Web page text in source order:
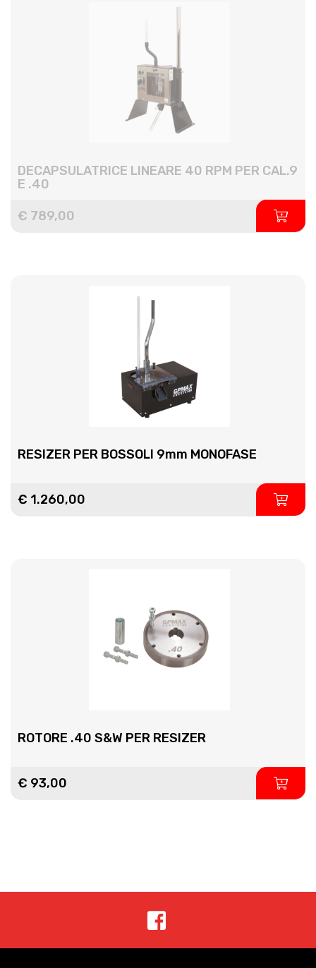
DECAPSULATRICE LINEARE 40 RPM PER CAL.9
E .40
€ 789,00
RESIZER PER BOSSOLI 9mm MONOFASE
€ 1.260,00
ROTORE .40 S&W PER RESIZER
€ 93,00